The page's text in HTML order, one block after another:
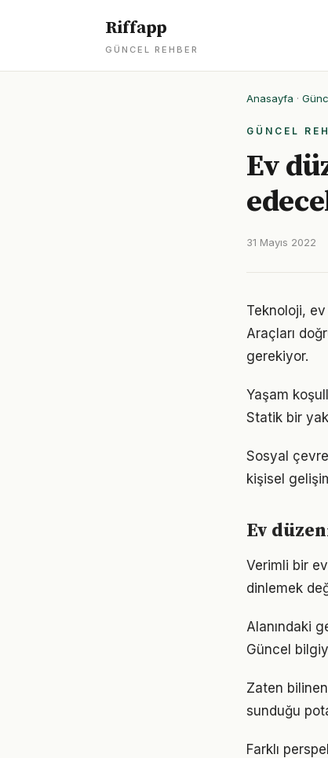
Riffapp
GÜNCEL REHBER
Anasayfa ·
GÜNCEL
Ev
31 Mayıs 2022
Teknoloji,
Araçları
gerekiyor.
Yaşam
Statik bir
Sosyal
kişisel
Ev
Verimli bir
dinlemek
Alanındaki
Güncel
Zaten
sunduğu
Farklı